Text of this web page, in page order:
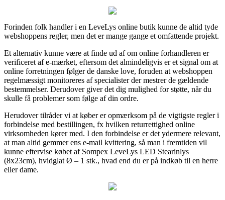
Forinden folk handler i en LeveLys online butik kunne de altid tyde
webshoppens regler, men det er mange gange et omfattende projekt.
Et alternativ kunne være at finde ud af om online forhandleren er
verificeret af e-mærket, eftersom det almindeligvis er et signal om at
online forretningen følger de danske love, foruden at webshoppen
regelmæssigt monitoreres af specialister der mestrer de gældende
bestemmelser. Derudover giver det dig mulighed for støtte, når du
skulle få problemer som følge af din ordre.
Herudover tilråder vi at køber er opmærksom på de vigtigste regler i
forbindelse med bestillingen, fx hvilken returrettighed online
virksomheden kører med. I den forbindelse er det ydermere relevant,
at man altid gemmer ens e-mail kvittering, så man i fremtiden vil
kunne eftervise købet af Sompex LeveLys LED Stearinlys
(8x23cm), hvidglat Ø – 1 stk., hvad end du er på indkøb til en herre
eller dame.